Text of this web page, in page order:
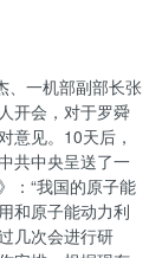
、一机部副部长张
开会，对于罗舜
意见。10天后，
共中央呈送了一
：“我国的原子能
和原子能动力利
几次会进行研